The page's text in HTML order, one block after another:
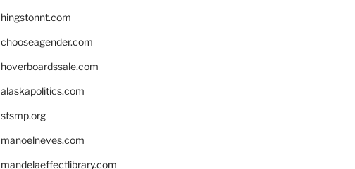
hingstonnt.com
chooseagender.com
hoverboardssale.com
alaskapolitics.com
stsmp.org
manoelneves.com
mandelaeffectlibrary.com